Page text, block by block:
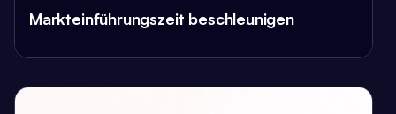
Markteinführungszeit beschleunigen